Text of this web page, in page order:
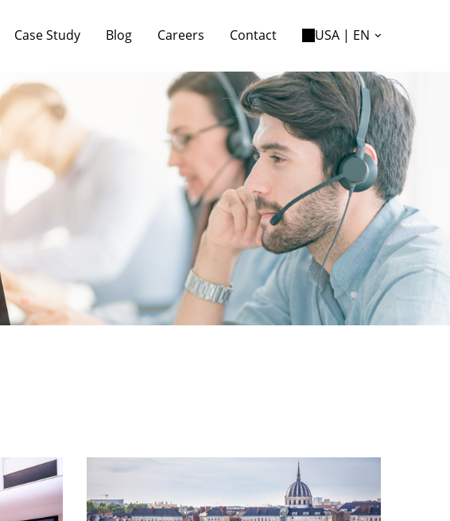
Case Study Blog Careers Contact USA | EN